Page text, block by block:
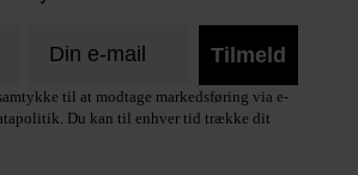
Tilmeld
til at modtage markedsføring via e-
Du kan til enhver tid trække dit